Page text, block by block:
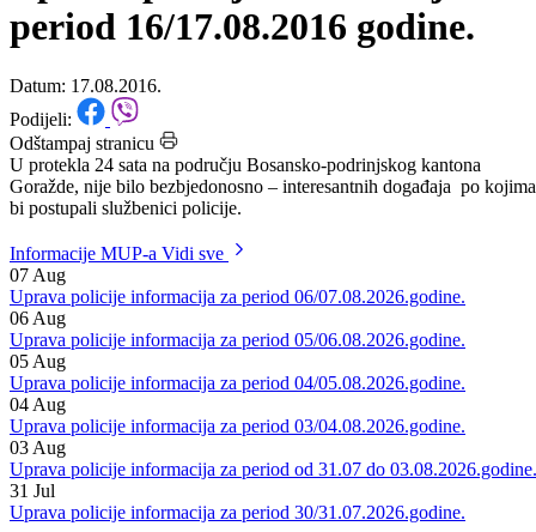
Uprava policije informacija za
period 16/17.08.2016 godine.
Datum: 17.08.2016.
Podijeli:
Odštampaj stranicu
Goražde, nije bilo bezbjedonosno – interesantnih događaja po kojima
bi postupali službenici policije.
Informacije MUP-a
07Aug
Uprava policije informacija za period 06/07.08.2026.godine.
06Aug
Uprava policije informacija za period 05/06.08.2026.godine.
05Aug
Uprava policije informacija za period 04/05.08.2026.godine.
04Aug
Uprava policije informacija za period 03/04.08.2026.godine.
03Aug